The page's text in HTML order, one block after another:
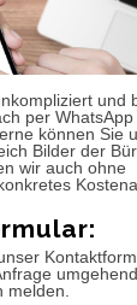
und
per WhatsApp
können Sie
Bilder der
wir auch ohne
melden.